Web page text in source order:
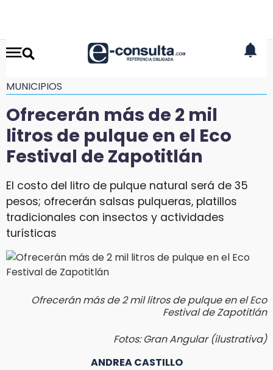
MUNICIPIOS
Ofrecerán más de 2 mil
litros de pulque en el Eco
Festival de Zapotitlán
El costo del litro de pulque natural será de 35
pesos; ofrecerán salsas pulqueras, platillos
tradicionales con insectos y actividades
turísticas
Ofrecerán más de 2 mil litros de pulque en el Eco
Festival de Zapotitlán
Fotos: Gran Angular (ilustrativa)
ANDREA CASTILLO